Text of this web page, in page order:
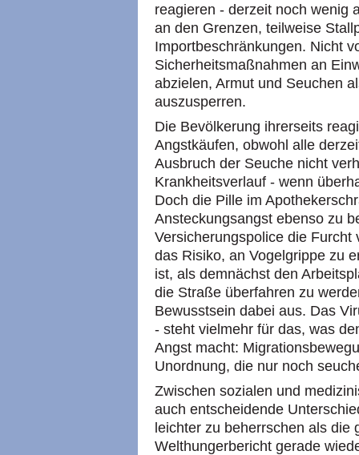
reagieren - derzeit noch wenig
an den Grenzen, teilweise
Importbeschränkungen. Nicht
Sicherheitsmaßnahmen an
abzielen, Armut und Seuchen
auszusperren.
Die Bevölkerung ihrerseits
Angstkäufen, obwohl alle
Ausbruch der Seuche nicht
Krankheitsverlauf - wenn
Doch die Pille im
Ansteckungsangst ebenso zu
Versicherungspolice die
das Risiko, an Vogelgrippe zu
ist, als demnächst den
die Straße überfahren zu
Bewusstsein dabei aus. Das
- steht vielmehr für das, was
Angst macht:
Unordnung, die nur noch
Zwischen sozialen und
auch entscheidende
leichter zu beherrschen als die
Welthungerbericht gerade